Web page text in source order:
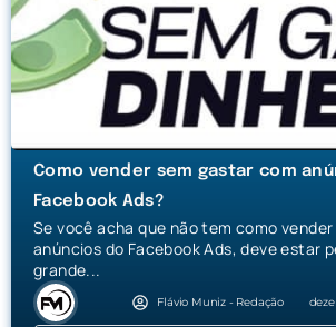
Como vender sem gastar com
Facebook Ads?
Se você acha que não tem como
anúncios do Facebook Ads, deve estar
grande...
Flávio Muniz - Redação